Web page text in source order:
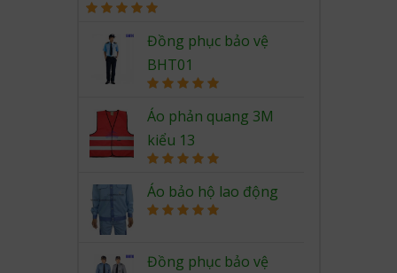
out of 5
Đồng phục bảo vệ
BHT01
out of 5
Áo phản quang 3M
kiểu 13
out of 5
Áo bảo hộ lao động
Đồng phục bảo vệ